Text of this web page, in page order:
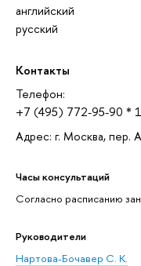
английский
русский
Контакты
Телефон:
+7 (495) 772-95-90 *
Адрес: г. Москва, пер.
Часы консультаций
Согласно расписанию
Руководители
Нартова-Бочавер С. К.